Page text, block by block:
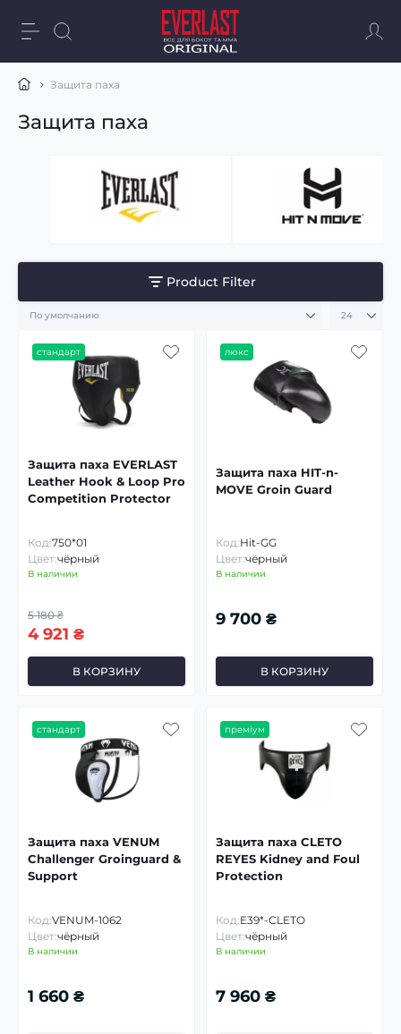
Защита паха
Защита паха
Product Filter
стандарт
Защита паха EVERLAST
Leather Hook & Loop Pro
Competition Protector
Код:750*01
Цвет:чёрный
В наличии
5 180 ₴
4 921 ₴
В КОРЗИНУ
люкс
Защита паха HIT-n-
MOVE Groin Guard
Код:Hit-GG
Цвет:чёрный
В наличии
9 700 ₴
В КОРЗИНУ
стандарт
Защита паха VENUM
Challenger Groinguard &
Support
Код:VENUM-1062
Цвет:чёрный
В наличии
1 660 ₴
преміум
Защита паха CLETO
REYES Kidney and Foul
Protection
Код:E39*-CLETO
Цвет:чёрный
В наличии
7 960 ₴